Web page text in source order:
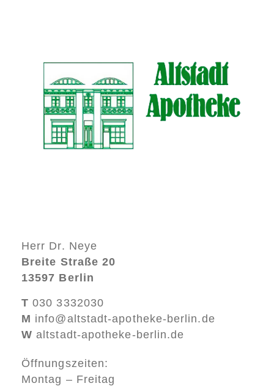
Herr Dr. Neye
Breite Straße 20
13597 Berlin
T030 3332030
M info@altstadt-apotheke-berlin.de
W altstadt-apotheke-berlin.de
Öffnungszeiten:
Montag – Freitag